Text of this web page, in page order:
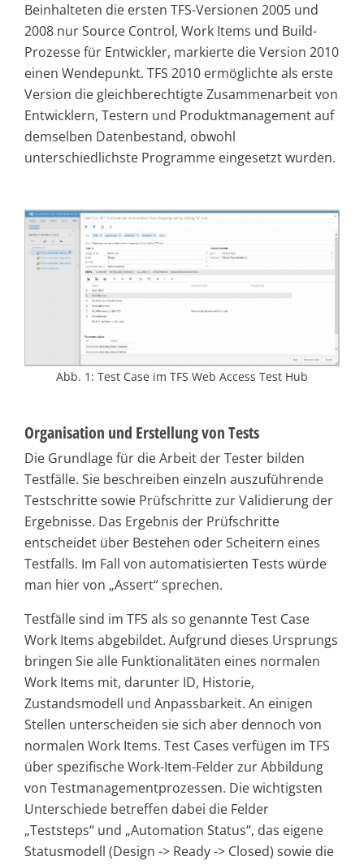
Beinhalteten die ersten TFS-Versionen 2005 und
2008 nur Source Control, Work Items und Build-
Prozesse für Entwickler, markierte die Version 2010
einen Wendepunkt. TFS 2010 ermöglichte als erste
Version die gleichberechtigte Zusammenarbeit von
Entwicklern, Testern und Produktmanagement auf
demselben Datenbestand, obwohl
unterschiedlichste Programme eingesetzt wurden.
Abb. 1: Test Case im TFS Web Access Test Hub
Organisation und Erstellung von Tests
Die Grundlage für die Arbeit der Tester bilden
Testfälle. Sie beschreiben einzeln auszuführende
Testschritte sowie Prüfschritte zur Validierung der
Ergebnisse. Das Ergebnis der Prüfschritte
entscheidet über Bestehen oder Scheitern eines
Testfalls. Im Fall von automatisierten Tests würde
man hier von „Assert“ sprechen.
Testfälle sind im TFS als so genannte Test Case
Work Items abgebildet. Aufgrund dieses Ursprungs
bringen Sie alle Funktionalitäten eines normalen
Work Items mit, darunter ID, Historie,
Zustandsmodell und Anpassbarkeit. An einigen
Stellen unterscheiden sie sich aber dennoch von
normalen Work Items. Test Cases verfügen im TFS
über spezifische Work-Item-Felder zur Abbildung
von Testmanagementprozessen. Die wichtigsten
Unterschiede betreffen dabei die Felder
„Teststeps“ und „Automation Status“, das eigene
Statusmodell (Design -> Ready -> Closed) sowie die